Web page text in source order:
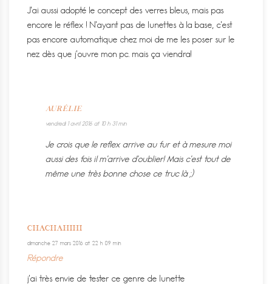
J’ai aussi adopté le concept des verres bleus, mais pas
encore le réflex ! N’ayant pas de lunettes à la base, c’est
pas encore automatique chez moi de me les poser sur le
nez dès que j’ouvre mon pc. mais ça viendra!
AURÉLIE
vendredi 1 avril 2016 at 10 h 31 min
Je crois que le reflex arrive au fur et à mesure moi
aussi des fois il m’arrive d’oublier! Mais c’est tout de
même une très bonne chose ce truc là ;)
CHACHAHIHI
dimanche 27 mars 2016 at 22 h 09 min
Répondre
j’ai très envie de tester ce genre de lunette